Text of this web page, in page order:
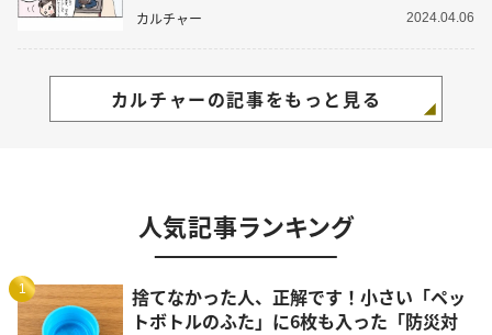
カルチャー 2024.04.06
カルチャーの記事をもっと見る
人気記事ランキング
1
捨てなかった人、正解です！小さい「ペッ
トボトルのふた」に6枚も入った「防災対